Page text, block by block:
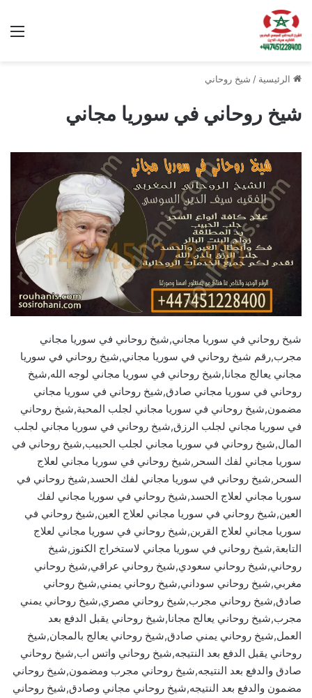
الرئيسية / شيخ روحاني
شيخ روحاني في سوريا مجاني
شيخ روحاني في سوريا مجاني,شيخ روحاني في سوريا مجاني
مجرب,رقم شيخ روحاني في سوريا مجاني,شيخ روحاني في سوريا
مجاني يعالج مجانا,شيخ روحاني في سوريا مجاني لوجه الله,شيخ
روحاني في سوريا مجاني صادق,شيخ روحاني في سوريا مجاني
مضمون,شيخ روحاني في سوريا مجاني لجلب المحبة,شيخ روحاني
في سوريا مجاني لجلب الرزق,شيخ روحاني في سوريا مجاني لجلب
المال,شيخ روحاني في سوريا مجاني لجلب الحبيب,شيخ روحاني في
سوريا مجاني لفك السحر,شيخ روحاني في سوريا مجاني لعلاج
السحر,شيخ روحاني في سوريا مجاني لفك الحسد,شيخ روحاني في
سوريا مجاني لعلاج الحسد,شيخ روحاني في سوريا مجاني لفك
العين,شيخ روحاني في سوريا مجاني لعلاج العين,شيخ روحاني في
سوريا مجاني لعلاج القرين,شيخ روحاني في سوريا مجاني لعلاج
التابعة,شيخ روحاني في سوريا مجاني لاستخراج الكنوز,شيخ
روحاني,شيخ روحاني سعودي,شيخ روحاني عراقي,شيخ روحاني
مغربي,شيخ روحاني سوداني,شيخ روحاني يمني,شيخ روحاني
صادق,شيخ روحاني مجرب,شيخ روحاني مصري,شيخ روحاني يمني
مجرب,شيخ روحاني يعالج مجانا,شيخ روحاني يقبل الدفع بعد
العمل,شيخ روحاني يمني صادق,شيخ روحاني يعالج بالمجان,شيخ
روحاني يقبل الدفع بعد النتيجه,شيخ روحاني واتس اب,شيخ روحاني
صادق والدفع بعد النتيجه,شيخ روحاني مجرب ومضمون,شيخ روحاني
مضمون والدفع بعد النتيجه,شيخ روحاني مجاني وصادق,شيخ روحاني